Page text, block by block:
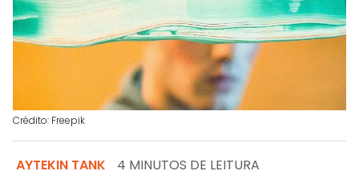
Crédito: Freepik
AYTEKIN TANK 4 MINUTOS DE LEITURA